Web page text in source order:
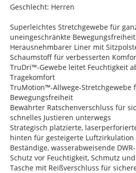
Geschlecht: Herren
Superleichtes Stretchgewebe für
uneingeschränkte Bewegungsfreiheit
Herausnehmbarer Liner mit
Schaumstoff für verbesserten
TruDri™-Gewebe leitet Feuchtigkeit
Tragekomfort
TruMotion™-Allwege-Stretchgewebe
Bewegungsfreiheit
Bewährter Ratschenverschluss für
schnelles Justieren unterwegs
Strategisch platzierte,
hinten für gesteigerte
Beständige, wasserabweisende
Schutz vor Feuchtigkeit, Schmutz
Tasche mit Reißverschluss für